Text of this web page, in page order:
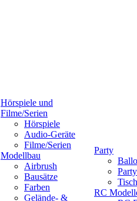
Hörspiele und
Filme/Serien
Hörspiele
Audio-Geräte
Filme/Serien
Modellbau
Airbrush
Bausätze
Farben
Gelände- &
Party
RC